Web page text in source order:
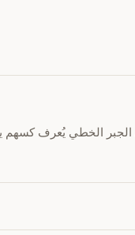
الخطي يُعرف كسهم